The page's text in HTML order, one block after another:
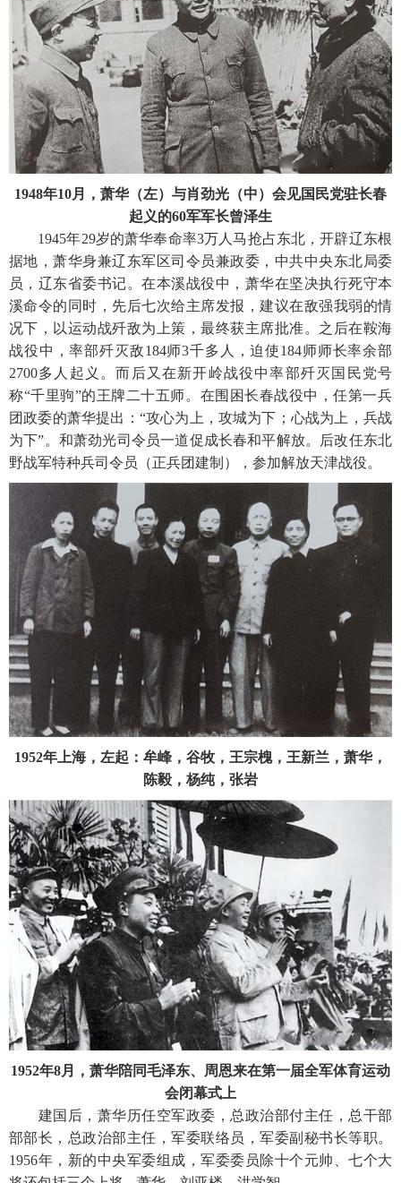
1948年10月，萧华（左）与肖劲光（中）会见国民党驻长春
起义的60军军长曾泽生
1945年29岁的萧华奉命率3万人马抢占东北，开辟辽东根
据地，萧华身兼辽东军区司令员兼政委，中共中央东北局委
员，辽东省委书记。在本溪战役中，萧华在坚决执行死守本
溪命令的同时，先后七次给主席发报，建议在敌强我弱的情
况下，以运动战歼敌为上策，最终获主席批准。之后在鞍海
战役中，率部歼灭敌184师3千多人，迫使184师师长率余部
2700多人起义。而后又在新开岭战役中率部歼灭国民党号
称“千里驹”的王牌二十五师。在围困长春战役中，任第一兵
团政委的萧华提出：“攻心为上，攻城为下；心战为上，兵战
为下”。和萧劲光司令员一道促成长春和平解放。后改任东北
野战军特种兵司令员（正兵团建制），参加解放天津战役。
1952年上海，左起：牟峰，谷牧，王宗槐，王新兰，萧华，
陈毅，杨纯，张岩
1952年8月，萧华陪同毛泽东、周恩来在第一届全军体育运动
会闭幕式上
建国后，萧华历任空军政委，总政治部付主任，总干部
部部长，总政治部主任，军委联络员，军委副秘书长等职。
1956年，新的中央军委组成，军委委员除十个元帅、七个大